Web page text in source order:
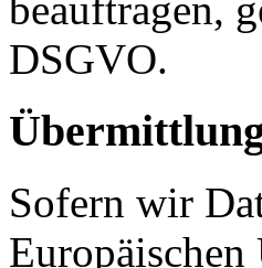
beauftragen,
DSGVO.
Sofern wir